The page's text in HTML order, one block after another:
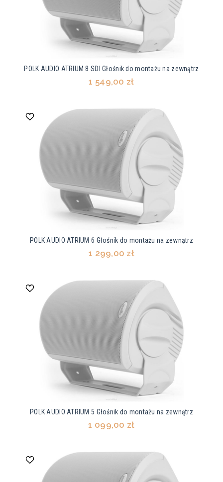
POLK AUDIO ATRIUM 8 SDI Głośnik do montażu na zewnątrz
1 549,00 zł
POLK AUDIO ATRIUM 6 Głośnik do montażu na zewnątrz
1 299,00 zł
POLK AUDIO ATRIUM 5 Głośnik do montażu na zewnątrz
1 099,00 zł